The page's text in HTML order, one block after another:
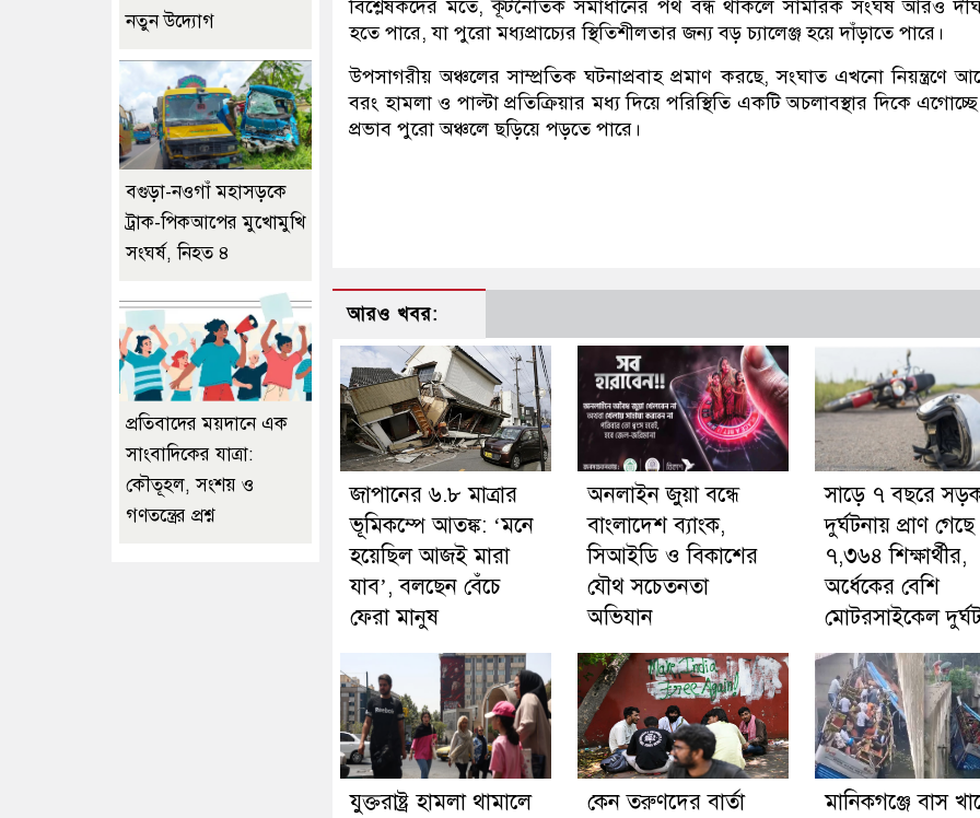
বিশ্লেষকদের মতে, কূটনৈতিক সমাধানের পথ বন্ধ থাকলে সামরিক সংঘর্ষ আরও
হতে পারে, যা পুরো মধ্যপ্রাচ্যের স্থিতিশীলতার জন্য বড় চ্যালেঞ্জ হয়ে দাঁড়াতে পারে।
উপসাগরীয় অঞ্চলের সাম্প্রতিক ঘটনাপ্রবাহ প্রমাণ করছে, সংঘাত এখনো নিয়ন্ত্রণে
বরং হামলা ও পাল্টা প্রতিক্রিয়ার মধ্য দিয়ে পরিস্থিতি একটি অচলাবস্থার দিকে
প্রভাব পুরো অঞ্চলে ছড়িয়ে পড়তে পারে।
আরও খবর:
জাপানের ৬.৮ মাত্রার
ভূমিকম্পে আতঙ্ক: ‘মনে
হয়েছিল আজই মারা
যাব’, বলছেন বেঁচে
ফেরা মানুষ
অনলাইন জুয়া বন্ধে
বাংলাদেশ ব্যাংক,
সিআইডি ও বিকাশের
যৌথ সচেতনতা
অভিযান
সাড়ে ৭ বছরে
দুর্ঘটনায় প্রাণ গেছে
৭,৩৬৪ শিক্ষার্থীর,
অর্ধেকের বেশি
মোটরসাইকেল
যুক্তরাষ্ট্র হামলা থামালে
কেন তরুণদের বার্তা
মানিকগঞ্জে বাস
নতুন উদ্যোগ
বগুড়া-নওগাঁ মহাসড়কে
ট্রাক-পিকআপের মুখোমুখি
সংঘর্ষ, নিহত ৪
প্রতিবাদের ময়দানে এক
সাংবাদিকের যাত্রা:
কৌতূহল, সংশয় ও
গণতন্ত্রের প্রশ্ন